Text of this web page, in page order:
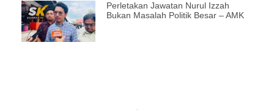
Perletakan Jawatan Nurul Izzah
Bukan Masalah Politik Besar – AMK